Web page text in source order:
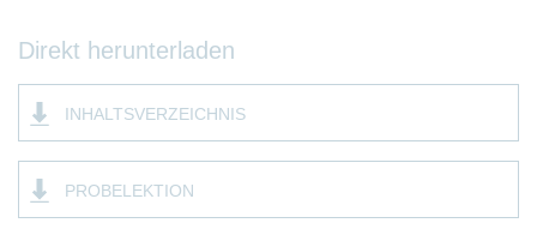
Direkt herunterladen
INHALTSVERZEICHNIS
PROBELEKTION